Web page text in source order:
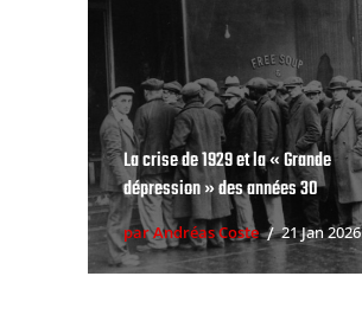
La crise de 1929 et la « Grande
dépression » des années 30
par Andréas Coste 21 Jan 2026